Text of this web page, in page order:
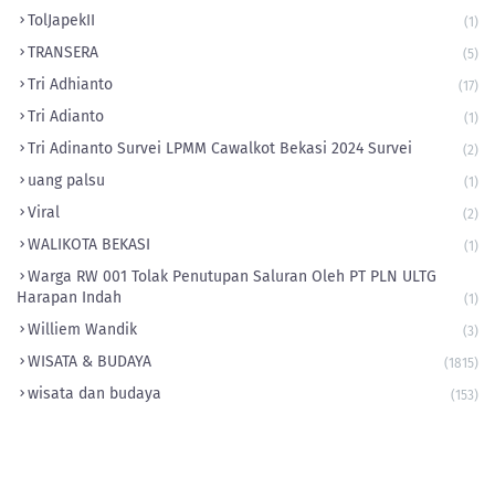
‎TolJapekII (1)
TRANSERA (5)
Tri Adhianto (17)
Tri Adianto (1)
Tri Adinanto Survei LPMM Cawalkot Bekasi 2024 Survei (2)
uang palsu (1)
Viral (2)
WALIKOTA BEKASI (1)
Warga RW 001 Tolak Penutupan Saluran Oleh PT PLN ULTG
Harapan Indah
(1)
Williem Wandik (3)
WISATA & BUDAYA (1815)
wisata dan budaya (153)